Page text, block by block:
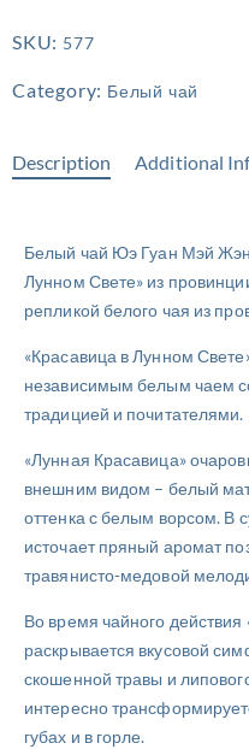
SKU: 577
Category: Белый чай
Description Additional
Белый чай Юэ Гуан Мэй
Лунном Свете» из
репликой белого чая из
«Красавица в Лунном
независимым белым чаем
традицией и почитателями.
«Лунная Красавица»
внешним видом – белый
оттенка с белым ворсом. В
источает пряный аромат
травянисто-медовой
Во время чайного
раскрывается вкусовой
скошенной травы и
интересно
губах и в горле.